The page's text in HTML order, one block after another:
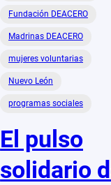
Fundación DEACERO
Madrinas DEACERO
mujeres voluntarias
Nuevo León
programas sociales
El pulso
solidario